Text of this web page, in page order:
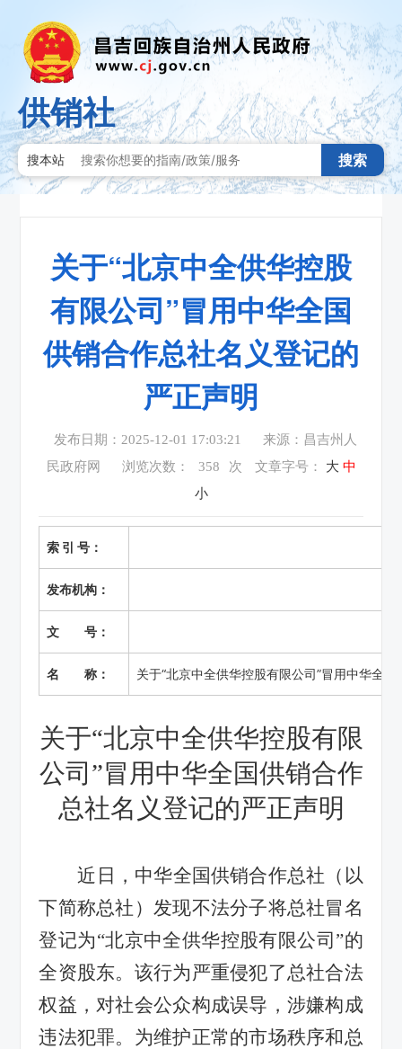
供销社
搜本站 搜索
关于“北京中全供华控股
有限公司”冒用中华全国
供销合作总社名义登记的
严正声明
发布日期：2025-12-01 17:03:21
来源：昌吉州人
民政府网
浏览次数： 358 次 文章字号： 大 中
小
索 引 号：
发布机构：
文 号：
名 称： 关于“北京中全供华控股有限公司”冒用中华全
关于“北京中全供华控股有限
公司”冒用中华全国供销合作
总社名义登记的严正声明
近日，中华全国供销合作总社（以
下简称总社）发现不法分子将总社冒名
登记为“北京中全供华控股有限公司 ”的
全资股东。该行为严重侵犯了总社合法
权益，对社会公众构成误导，涉嫌构成
违法犯罪。为维护正常的市场秩序和总